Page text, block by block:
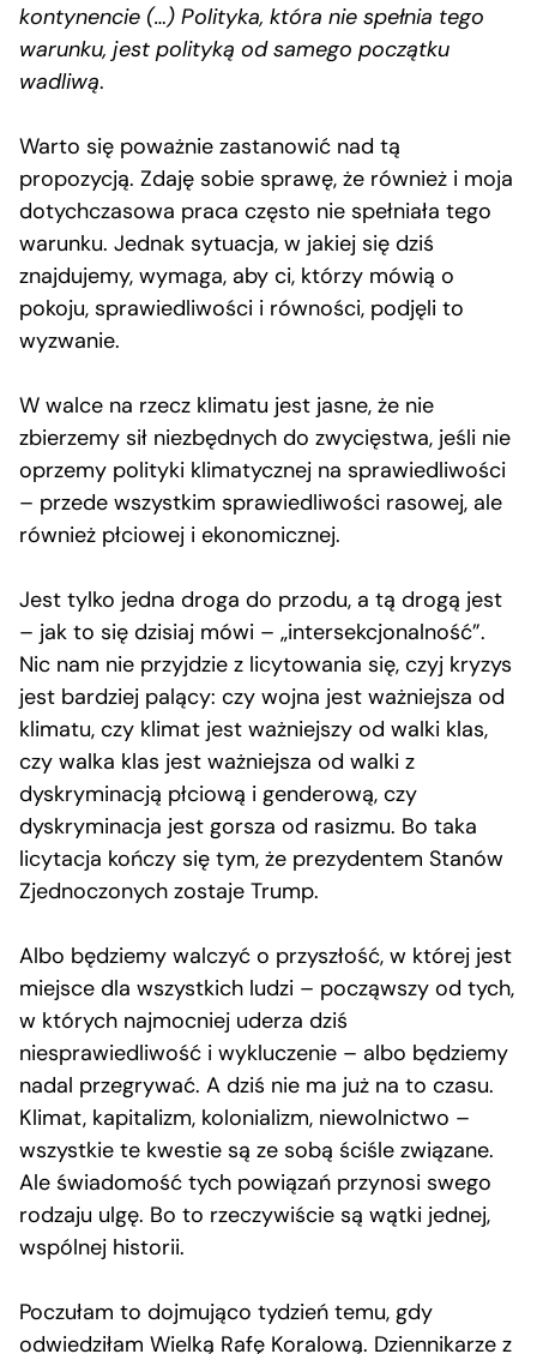
kontynencie (…) Polityka, która nie spełnia tego
warunku, jest polityką od samego początku
wadliwą.
Warto się poważnie zastanowić nad tą
propozycją. Zdaję sobie sprawę, że również i moja
dotychczasowa praca często nie spełniała tego
warunku. Jednak sytuacja, w jakiej się dziś
znajdujemy, wymaga, aby ci, którzy mówią o
pokoju, sprawiedliwości i równości, podjęli to
wyzwanie.
W walce na rzecz klimatu jest jasne, że nie
zbierzemy sił niezbędnych do zwycięstwa, jeśli nie
oprzemy polityki klimatycznej na sprawiedliwości
– przede wszystkim sprawiedliwości rasowej, ale
również płciowej i ekonomicznej.
Jest tylko jedna droga do przodu, a tą drogą jest
– jak to się dzisiaj mówi – „intersekcjonalność”.
Nic nam nie przyjdzie z licytowania się, czyj kryzys
jest bardziej palący: czy wojna jest ważniejsza od
klimatu, czy klimat jest ważniejszy od walki klas,
czy walka klas jest ważniejsza od walki z
dyskryminacją płciową i genderową, czy
dyskryminacja jest gorsza od rasizmu. Bo taka
licytacja kończy się tym, że prezydentem Stanów
Zjednoczonych zostaje Trump.
Albo będziemy walczyć o przyszłość, w której jest
miejsce dla wszystkich ludzi – począwszy od tych,
w których najmocniej uderza dziś
niesprawiedliwość i wykluczenie – albo będziemy
nadal przegrywać. A dziś nie ma już na to czasu.
Klimat, kapitalizm, kolonializm, niewolnictwo –
wszystkie te kwestie są ze sobą ściśle związane.
Ale świadomość tych powiązań przynosi swego
rodzaju ulgę. Bo to rzeczywiście są wątki jednej,
wspólnej historii.
Poczułam to dojmująco tydzień temu, gdy
odwiedziłam Wielką Rafę Koralową. Dziennikarze z